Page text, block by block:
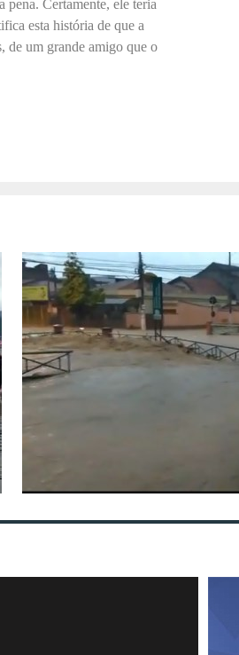
Certamente, ele teria
esta história de que a
de um grande amigo que o